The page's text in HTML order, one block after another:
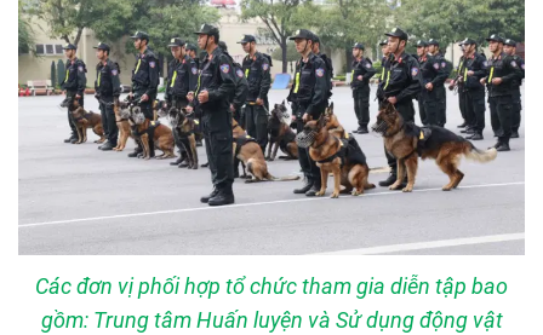
Các đơn vị phối hợp tổ chức tham gia diễn tập bao
gồm: Trung tâm Huấn luyện và Sử dụng động vật